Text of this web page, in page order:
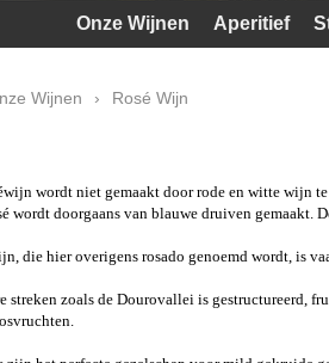
Onze Wijnen Aperitief
Wijnen › Rosé Wijn
wordt niet gemaakt door rode en witte wijn
wordt doorgaans van blauwe druiven
die hier overigens rosado genoemd wordt, is
streken zoals de Dourovallei is gestructureerd,